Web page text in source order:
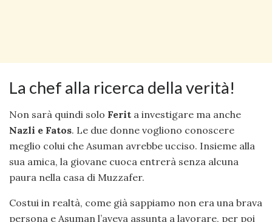
La chef alla ricerca della verità!
Non sarà quindi solo Ferit a investigare ma anche
Nazli e Fatos. Le due donne vogliono conoscere
meglio colui che Asuman avrebbe ucciso. Insieme alla
sua amica, la giovane cuoca entrerà senza alcuna
paura nella casa di Muzzafer.
Costui in realtà, come già sappiamo non era una brava
persona e Asuman l’aveva assunta a lavorare, per poi